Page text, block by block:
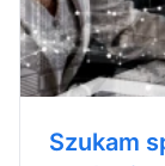
Szukam